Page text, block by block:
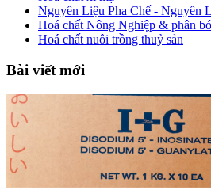
Nguyên Liệu Pha Chế - Nguyên
Hoá chất Nông Nghiệp & phân
Hoá chất nuôi trồng thuỷ sản
Bài viết mới